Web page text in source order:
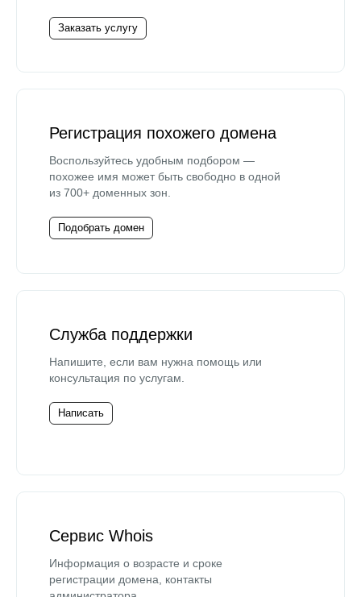
Заказать услугу
Регистрация похожего домена
Воспользуйтесь удобным подбором —
похожее имя может быть свободно в одной
из 700+ доменных зон.
Подобрать домен
Служба поддержки
Напишите, если вам нужна помощь или
консультация по услугам.
Написать
Сервис Whois
Информация о возрасте и сроке
регистрации домена, контакты